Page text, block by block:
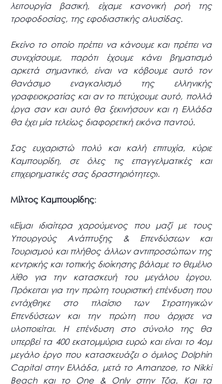
λειτουργία βασική, είχαμε κανονική ροή της
τροφοδοσίας, της εφοδιαστικής αλυσίδας.
Εκείνο το οποίο πρέπει να κάνουμε και πρέπει να
συνεχίσουμε, παρότι έχουμε κάνει βηματισμό
αρκετά σημαντικό, είναι να κόβουμε αυτό τον
θανάσιμο εναγκαλισμό της ελληνικής
γραφειοκρατίας και αν το πετύχουμε αυτό, πολλά
έργα σαν και αυτό θα ξεκινήσουν και η Ελλάδα
θα έχει μία τελείως διαφορετική εικόνα παντού.
Σας ευχαριστώ πολύ και καλή επιτυχία, κύριε
Καμπουρίδη, σε όλες τις επαγγελματικές και
επιχειρηματικές σας δραστηριότητες».
Μίλτος Καμπουρίδης:
«Είμαι ιδιαίτερα χαρούμενος που μαζί με τους
Υπουργούς Ανάπτυξης & Επενδύσεων και
Τουρισμού και πλήθος άλλων αντιπροσώπων της
κεντρικής και τοπικής διοίκησης βάλαμε το θεμέλιο
λίθο για την κατασκευή του μεγάλου έργου.
Πρόκειται για την πρώτη τουριστική επένδυση που
εντάχθηκε στο πλαίσιο των Στρατηγικών
Επενδύσεων και την πρώτη που άρχισε να
υλοποιείται. Η επένδυση στο σύνολο της θα
υπερβεί τα 400 εκατομμύρια ευρώ και είναι το 4ομ
μεγάλο έργο που κατασκευάζει ο όμιλος Dolphin
Capital στην Ελλάδα, μετά το Amanzoe, το Nikki
Beach και το One & Only στην Τζια. Και τα